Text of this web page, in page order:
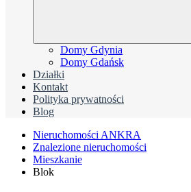
Domy Gdynia
Domy Gdańsk
Działki
Kontakt
Polityka prywatności
Blog
Nieruchomości ANKRA
Znalezione nieruchomości
Mieszkanie
Blok